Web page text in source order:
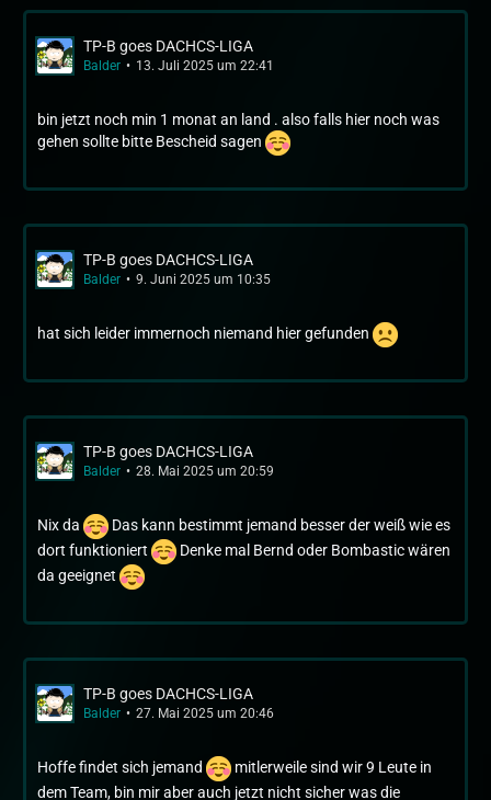
TP-B goes DACHCS-LIGA
Balder 13. Juli 2025 um 22:41
bin jetzt noch min 1 monat an land . also falls hier noch was
gehen sollte bitte Bescheid sagen
TP-B goes DACHCS-LIGA
Balder 9. Juni 2025 um 10:35
hat sich leider immernoch niemand hier gefunden
TP-B goes DACHCS-LIGA
Balder 28. Mai 2025 um 20:59
Nix da
Das kann bestimmt jemand besser der weiß wie es
dort funktioniert
Denke mal Bernd oder Bombastic wären
da geeignet
TP-B goes DACHCS-LIGA
Balder 27. Mai 2025 um 20:46
Hoffe findet sich jemand
mitlerweile sind wir 9 Leute in
dem Team, bin mir aber auch jetzt nicht sicher was die